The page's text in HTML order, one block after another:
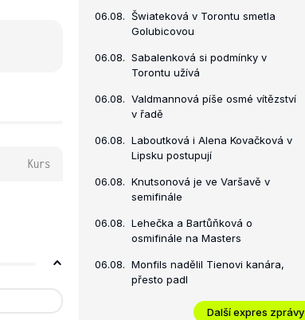
Kurs
06.08. Šwiateková v Torontu smetla
Golubicovou
06.08. Sabalenková si podmínky v
Torontu užívá
06.08. Valdmannová píše osmé vítězství
v řadě
06.08. Laboutková i Alena Kovačková v
Lipsku postupují
06.08. Knutsonová je ve Varšavě v
semifinále
06.08. Lehečka a Bartůňková o
osmifinále na Masters
06.08. Monfils nadělil Tienovi kanára,
přesto padl
Další expres zprávy